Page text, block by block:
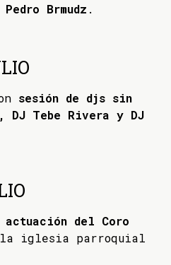
Brmudz .
sesión de djs sin
DJ Tebe Rivera y DJ
actuación del Coro
iglesia parroquial